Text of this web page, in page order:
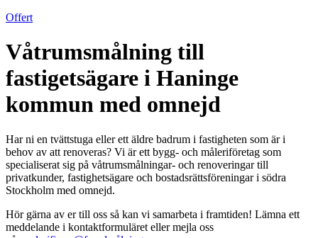
Offert
Våtrumsmålning till
fastigetsägare i Haninge
kommun med omnejd
Har ni en tvättstuga eller ett äldre badrum i fastigheten som är i
behov av att renoveras? Vi är ett bygg- och måleriföretag som
specialiserat sig på våtrumsmålningar- och renoveringar till
privatkunder, fastighetsägare och bostadsrättsföreningar i södra
Stockholm med omnejd.
Hör gärna av er till oss så kan vi samarbeta i framtiden! Lämna ett
meddelande i kontaktformuläret eller mejla oss